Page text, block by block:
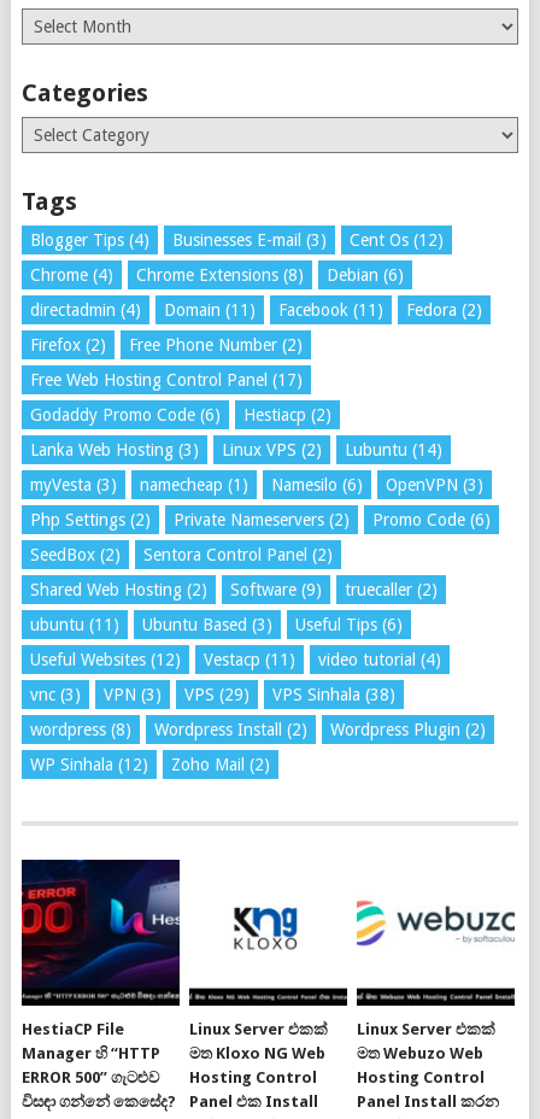
Archives
Categories
Categories
Tags
Blogger Tips(4) Businesses E-mail (3) Cent Os(12)
Chrome(4) Chrome Extensions(8) Debian (6)
directadmin (4) Domain (11) Facebook (11) Fedora (2)
Firefox(2) Free Phone Number(2)
Free Web Hosting Control Panel (17)
Godaddy Promo Code(6) Hestiacp (2)
Lanka Web Hosting(3) Linux VPS (2) Lubuntu (14)
myVesta (3) namecheap (1) Namesilo (6) OpenVPN (3)
Php Settings(2) Private Nameservers(2) Promo Code(6)
SeedBox(2) Sentora Control Panel (2)
Shared Web Hosting(2) Software(9) truecaller(2)
ubuntu (11) Ubuntu Based (3) Useful Tips(6)
Useful Websites(12) Vestacp (11) video tutorial (4)
vnc(3) VPN (3) VPS (29) VPS Sinhala (38)
wordpress(8) Wordpress Install (2) Wordpress Plugin (2)
WP Sinhala (12) Zoho Mail (2)
HestiaCP File
Manager හි “HTTP
ERROR 500” ගැටළුව
විසඳා ගන්නේ කෙසේද?
Linux Server එකක්
මත Kloxo NG Web
Hosting Control
Panel එක Install
Linux Server එකක්
මත Webuzo Web
Hosting Control
Panel Install කරන